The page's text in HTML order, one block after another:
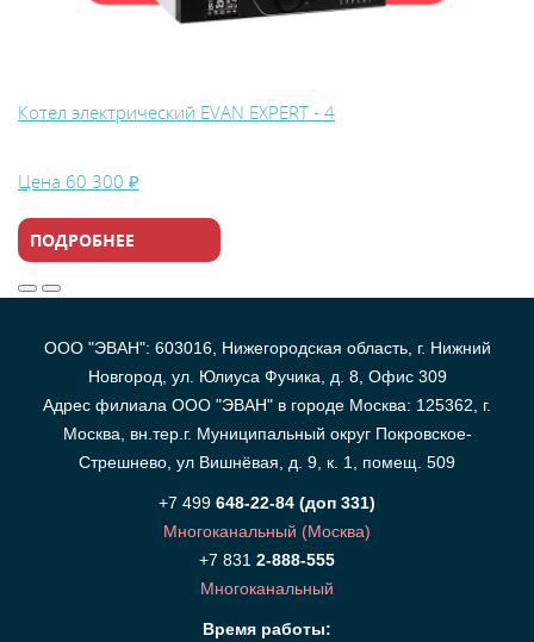
Котел электрический EVAN EXPERT - 4
Цена 60 300 ₽
ПОДРОБНЕЕ
ООО "ЭВАН": 603016, Нижегородская область, г. Нижний
Новгород, ул. Юлиуса Фучика, д. 8, Офис 309
Адрес филиала ООО "ЭВАН" в городе Москва: 125362, г.
Москва, вн.тер.г. Муниципальный округ Покровское-
Стрешнево, ул Вишнёвая, д. 9, к. 1, помещ. 509
+7 499 648-22-84 (доп 331)
Многоканальный (Москва)
+7 831 2-888-555
Многоканальный
Время работы: